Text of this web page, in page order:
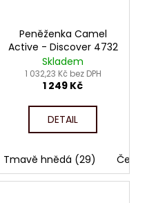
Modrá (53) Černá (60)
Peněženka Camel
Active - Discover 4732
Skladem
1 032,23 Kč bez DPH
1 249 Kč
DETAIL
Tmavě hnědá (29)